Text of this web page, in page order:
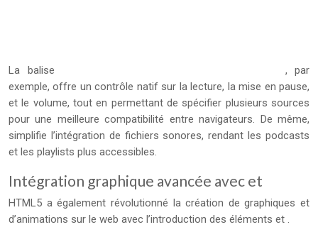
La balise
, par
exemple, offre un contrôle natif sur la lecture, la mise en pause,
et le volume, tout en permettant de spécifier plusieurs sources
pour une meilleure compatibilité entre navigateurs. De même,
simplifie l’intégration de fichiers sonores, rendant les podcasts
et les playlists plus accessibles.
Intégration graphique avancée avec et
HTML5 a également révolutionné la création de graphiques et
d’animations sur le web avec l’introduction des éléments et .